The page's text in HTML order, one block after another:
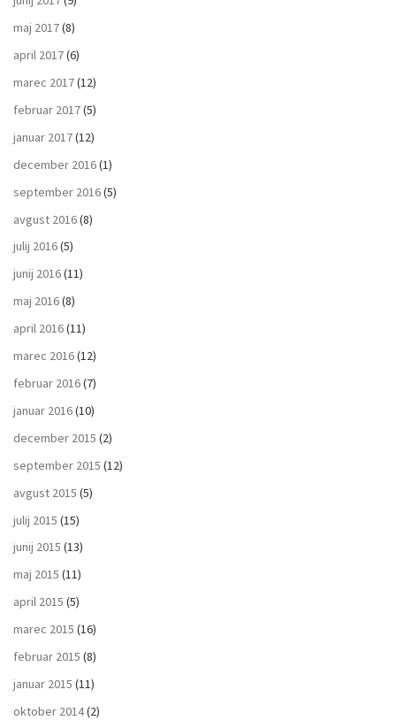
maj 2017(8)
april 2017(6)
marec 2017(12)
februar 2017(5)
januar 2017(12)
december 2016(1)
september 2016(5)
avgust 2016(8)
julij 2016(5)
junij 2016(11)
maj 2016(8)
april 2016(11)
marec 2016(12)
februar 2016(7)
januar 2016(10)
december 2015 (2)
september 2015 (12)
avgust 2015 (5)
julij 2015 (15)
junij 2015 (13)
maj 2015 (11)
april 2015 (5)
marec 2015 (16)
februar 2015 (8)
januar 2015 (11)
oktober 2014(2)